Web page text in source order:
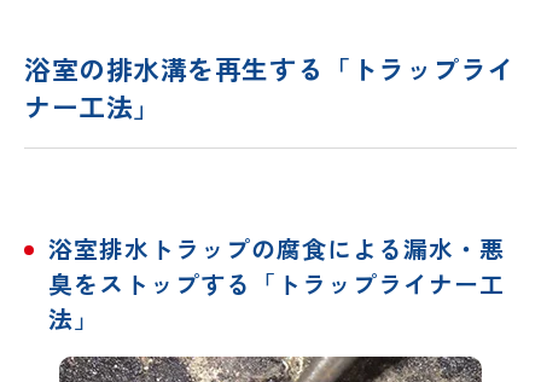
浴室の排水溝を再生する「トラップライ
ナー工法」
浴室排水トラップの腐食による漏水・悪
臭をストップする「トラップライナー工
法」